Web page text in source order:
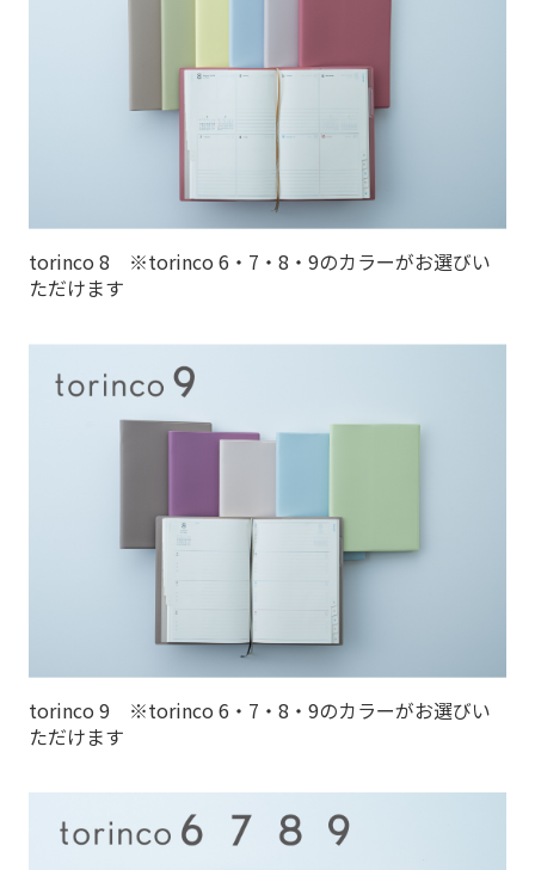
torinco 8 ※torinco 6・7・8・9のカラーがお選びい
ただけます
torinco 9 ※torinco 6・7・8・9のカラーがお選びい
ただけます